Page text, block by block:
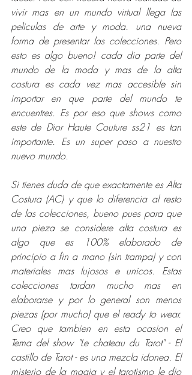
vivir mas en un mundo virtual llega las
peliculas de arte y moda. una nueva
forma de presentar las colecciones. Pero
esto es algo bueno! cada dia parte del
mundo de la moda y mas de la alta
costura es cada vez mas accesible sin
importar en que parte del mundo te
encuentres. Es por eso que shows como
este de Dior Haute Couture ss21 es tan
importante. Es un super paso a nuestro
nuevo mundo.
Si tienes duda de que exactamente es Alta
Costura (AC) y que lo diferencia al resto
de las colecciones, bueno pues para que
una pieza se considere alta costura es
algo que es 100% elaborado de
principio a fin a mano (sin trampa) y con
materiales mas lujosos e unicos. Estas
colecciones tardan mucho mas en
elaborarse y por lo general son menos
piezas (por mucho) que el ready to wear.
Creo que tambien en esta ocasion el
Tema del show "Le chateau du Tarot" - El
castillo de Tarot - es una mezcla idonea. El
misterio de la magia y el tarotismo le dio